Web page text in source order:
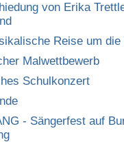
von Erika
Reise um die
Malwettbewerb
Schulkonzert
- Sängerfest auf